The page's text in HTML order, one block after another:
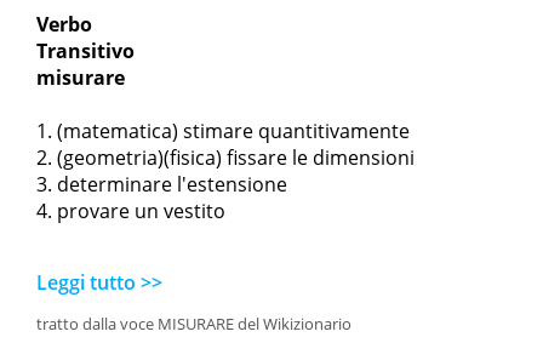
Verbo
Transitivo
misurare
(matematica) stimare quantitivamente
(geometria)(fisica) fissare le dimensioni
determinare l'estensione
provare un vestito
Leggi tutto >>
tratto dalla voce MISURARE del Wikizionario